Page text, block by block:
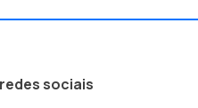
sociais